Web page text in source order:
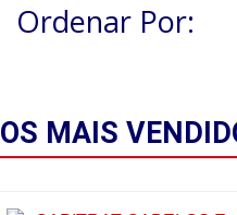
Ordenar Por:
OS MAIS